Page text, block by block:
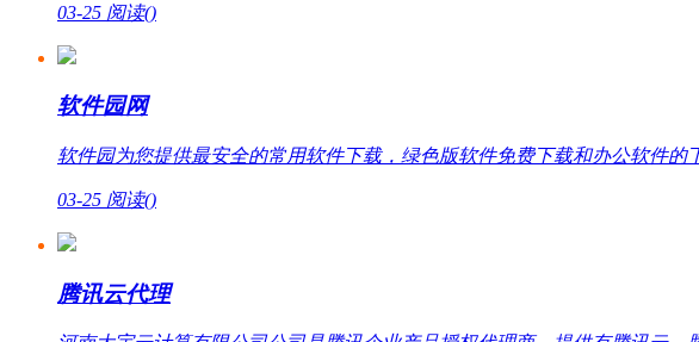
03-25 阅读()
软件园网
软件园为您提供最安全的常用软件下载，绿色版软件免费下载和办公软件的
03-25 阅读()
腾讯云代理